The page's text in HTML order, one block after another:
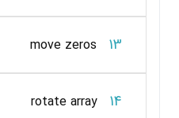
13
move zeros
14
rotate array